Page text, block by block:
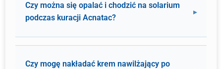
Czy można się opalać i chodzić na solarium
podczas kuracji Acnatac?
Czy mogę nakładać krem nawilżający po